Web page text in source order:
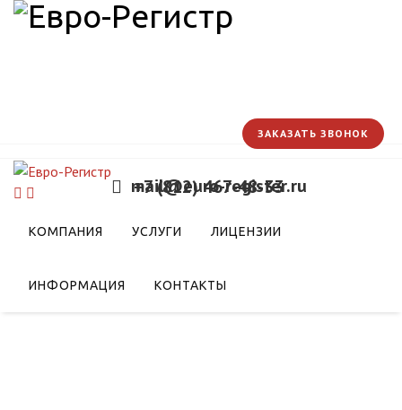
+7 (812) 467-48-33
mail@euro-register.ru
ЗАКАЗАТЬ ЗВОНОК
КОМПАНИЯ УСЛУГИ ЛИЦЕНЗИИ
ИНФОРМАЦИЯ КОНТАКТЫ